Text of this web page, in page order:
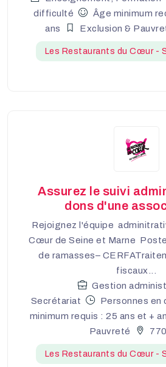
difficulté
Âge minimum
ans
Exclusion &
Les Restaurants du Cœur -
Assurez le suivi
dons d'une
Rejoignez l'équipe
Cœur de Seine et Marne
de ramasses–
fiscaux...
Gestion
Secrétariat
Personnes en
minimum requis : 25 ans et +
Pauvreté
Les Restaurants du Cœur -